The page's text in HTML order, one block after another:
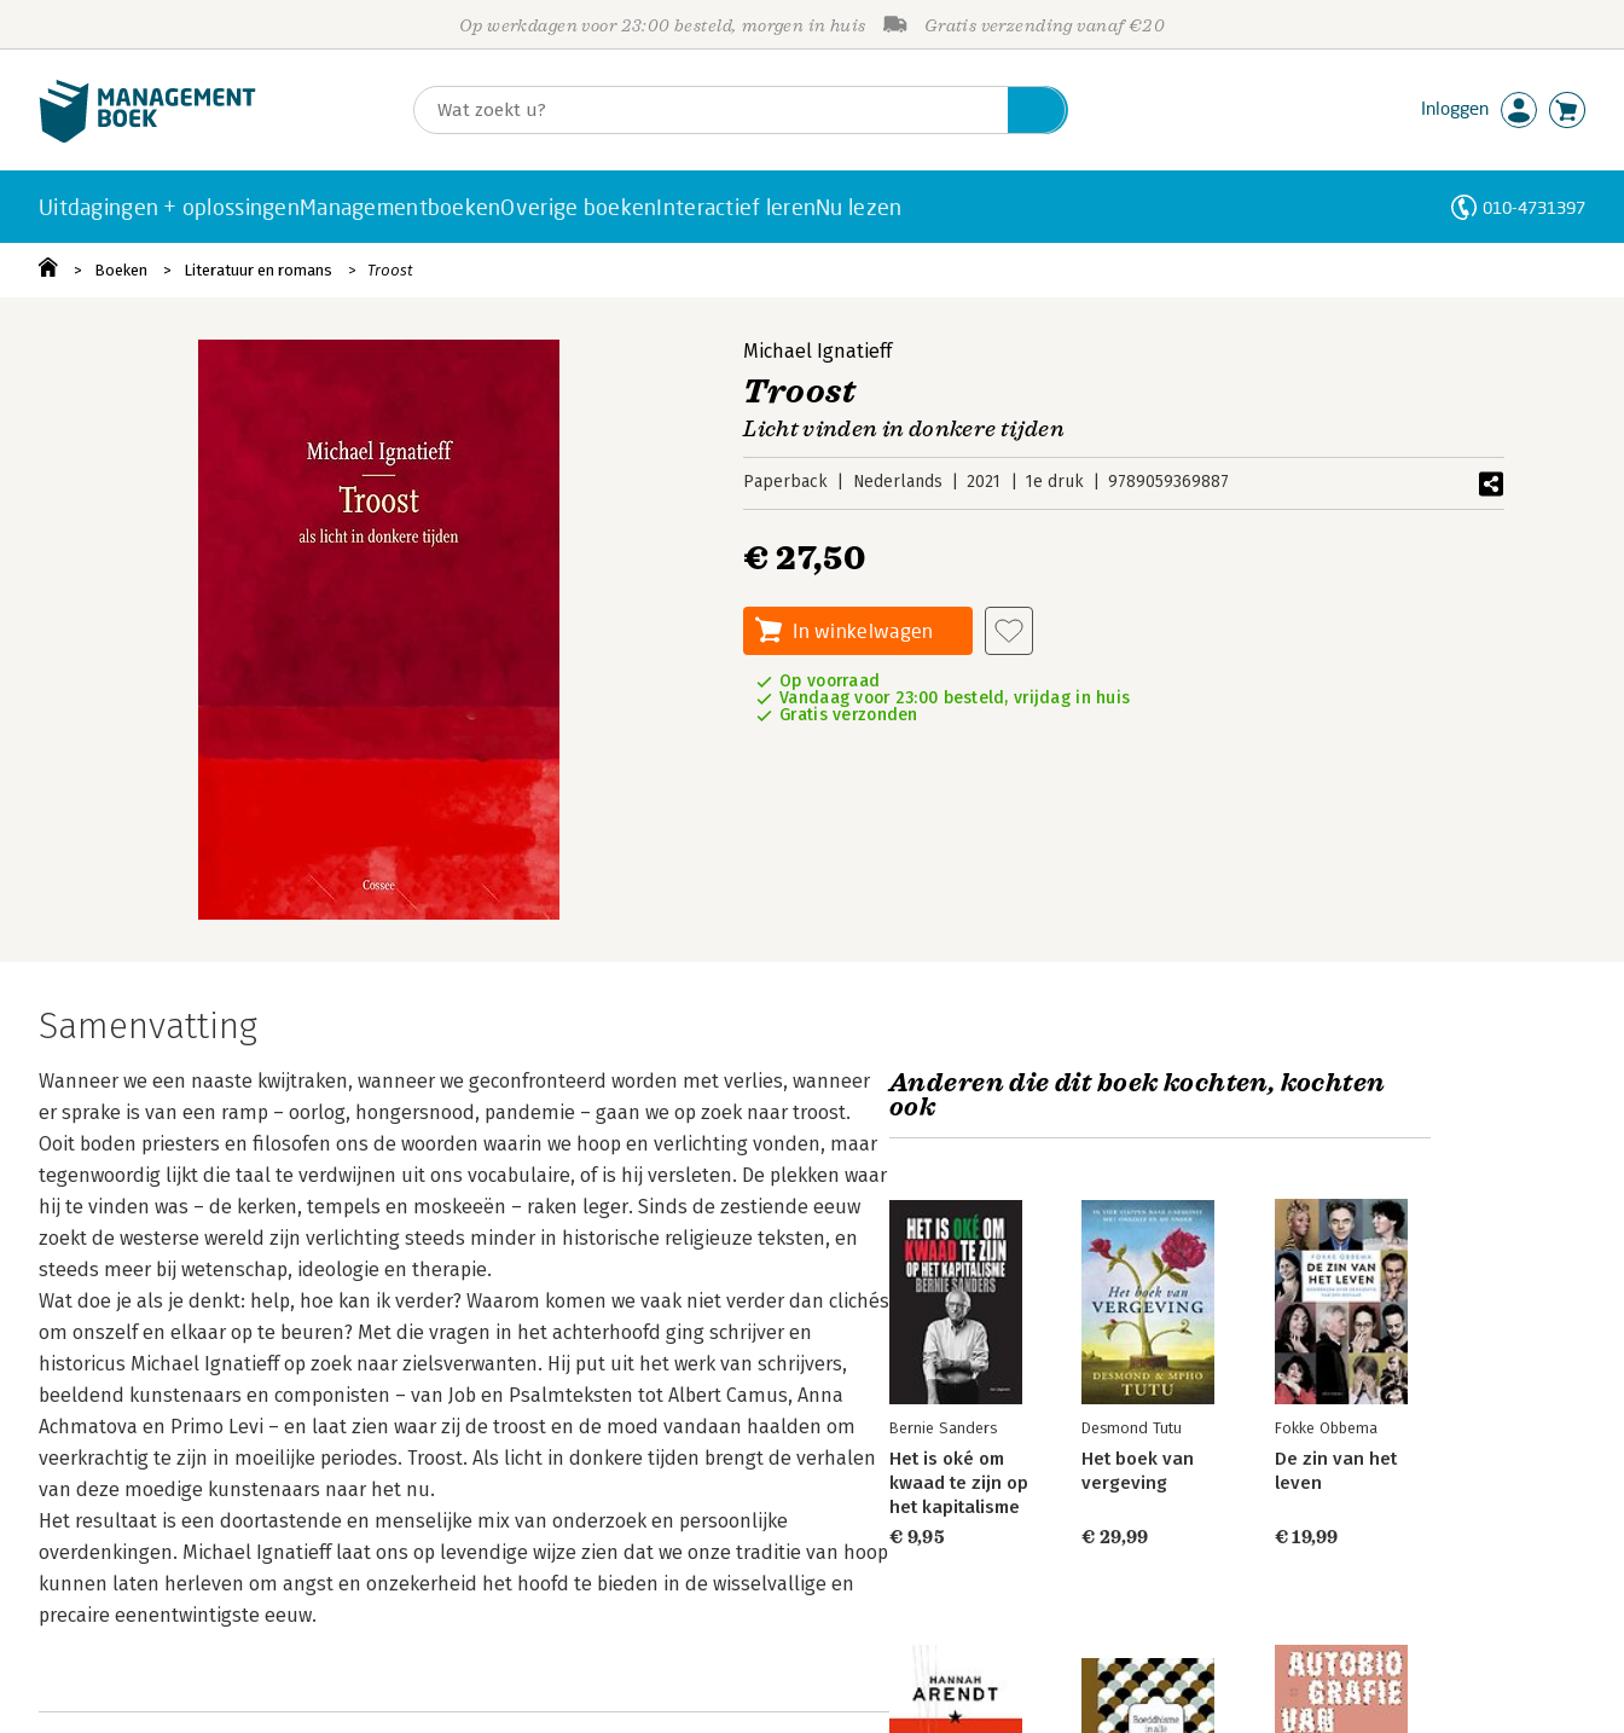
Op werkdagen voor 23:00 besteld, morgen in huis Gratis verzending vanaf €20
Inloggen
Uitdagingen + oplossingenManagementboekenOverige boekenInteractief lerenNu lezen 010-4731397
Boeken Literatuur en romans Troost
Michael Ignatieff
Troost
Licht vinden in donkere tijden
Paperback Nederlands 2021 1e druk 9789059369887
€ 27,50
In winkelwagen
Op voorraad
Vandaag voor 23:00 besteld, vrijdag in huis
Gratis verzonden
Samenvatting
Wanneer we een naaste kwijtraken, wanneer we geconfronteerd worden met verlies, wanneer
er sprake is van een ramp – oorlog, hongersnood, pandemie – gaan we op zoek naar troost.
Ooit boden priesters en filosofen ons de woorden waarin we hoop en verlichting vonden, maar
tegenwoordig lijkt die taal te verdwijnen uit ons vocabulaire, of is hij versleten. De plekken waar
hij te vinden was – de kerken, tempels en moskeeën – raken leger. Sinds de zestiende eeuw
zoekt de westerse wereld zijn verlichting steeds minder in historische religieuze teksten, en
steeds meer bij wetenschap, ideologie en therapie.
Wat doe je als je denkt: help, hoe kan ik verder? Waarom komen we vaak niet verder dan clichés
om onszelf en elkaar op te beuren? Met die vragen in het achterhoofd ging schrijver en
historicus Michael Ignatieff op zoek naar zielsverwanten. Hij put uit het werk van schrijvers,
beeldend kunstenaars en componisten – van Job en Psalmteksten tot Albert Camus, Anna
Achmatova en Primo Levi – en laat zien waar zij de troost en de moed vandaan haalden om
veerkrachtig te zijn in moeilijke periodes. Troost. Als licht in donkere tijden brengt de verhalen
van deze moedige kunstenaars naar het nu.
Het resultaat is een doortastende en menselijke mix van onderzoek en persoonlijke
overdenkingen. Michael Ignatieff laat ons op levendige wijze zien dat we onze traditie van hoop
kunnen laten herleven om angst en onzekerheid het hoofd te bieden in de wisselvallige en
precaire eenentwintigste eeuw.
Anderen die dit boek kochten, kochten
ook
Bernie Sanders
Het is oké om
kwaad te zijn op
het kapitalisme
€ 9,95
Desmond Tutu
Het boek van
vergeving
€ 29,99
Fokke Obbema
De zin van het
leven
€ 19,99
Personen